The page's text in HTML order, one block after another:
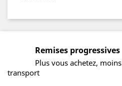
Remises progressives
Plus vous achetez,
transport